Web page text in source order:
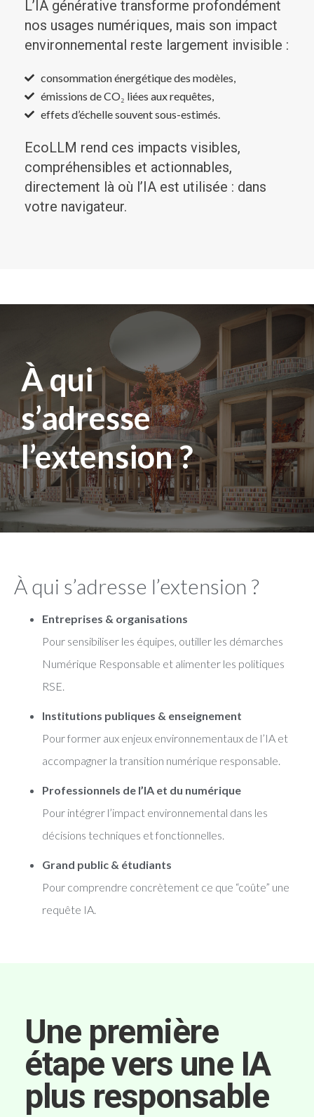
L’IA générative transforme profondément
nos usages numériques, mais son impact
environnemental reste largement invisible :
consommation énergétique des modèles,
émissions de CO₂ liées aux requêtes,
effets d’échelle souvent sous-estimés.
EcoLLM rend ces impacts visibles,
compréhensibles et actionnables,
directement là où l’IA est utilisée : dans
votre navigateur.
À qui
s’adresse
l’extension ?
À qui s’adresse l’extension ?
Entreprises & organisations
Pour sensibiliser les équipes, outiller les démarches
Numérique Responsable et alimenter les politiques
RSE.
Institutions publiques & enseignement
Pour former aux enjeux environnementaux de l’IA et
accompagner la transition numérique responsable.
Professionnels de l’IA et du numérique
Pour intégrer l’impact environnemental dans les
décisions techniques et fonctionnelles.
Grand public & étudiants
Pour comprendre concrètement ce que “coûte” une
requête IA.
Une première
étape vers une IA
plus responsable